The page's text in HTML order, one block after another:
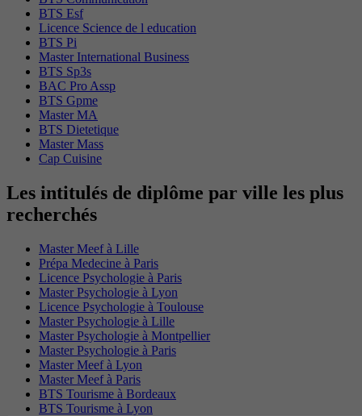
BTS Esf
Licence Science de l education
BTS Pi
Master International Business
BTS Sp3s
BAC Pro Assp
BTS Gpme
Master MA
BTS Dietetique
Master Mass
Cap Cuisine
Les intitulés de diplôme par ville les plus
recherchés
Master Meef à Lille
Prépa Medecine à Paris
Licence Psychologie à Paris
Master Psychologie à Lyon
Licence Psychologie à Toulouse
Master Psychologie à Lille
Master Psychologie à Montpellier
Master Psychologie à Paris
Master Meef à Lyon
Master Meef à Paris
BTS Tourisme à Bordeaux
BTS Tourisme à Lyon